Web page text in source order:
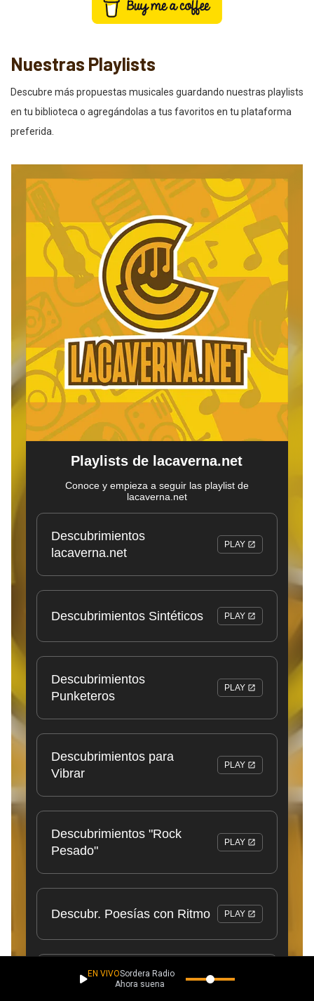
Nuestras Playlists
Descubre más propuestas musicales guardando nuestras playlists
en tu biblioteca o agregándolas a tus favoritos en tu plataforma
preferida.
EN VIVOSordera Radio
Ahora suena